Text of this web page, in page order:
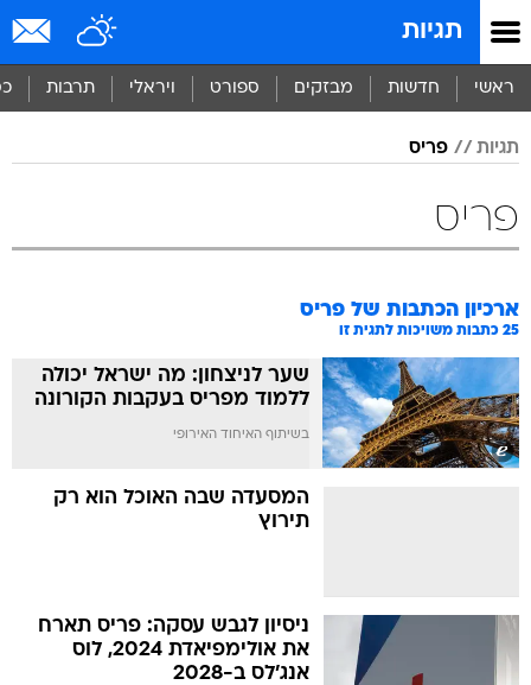
תגיות
ראשי חדשות מבזקים ספורט ויראלי תרבות
תגיות פריס
פריס
ארכיון הכתבות של פריס
25 כתבות משויכות לתגית זו
שער לניצחון: מה ישראל יכולה
ללמוד מפריס בעקבות הקורונה
בשיתוף האיחוד האירופי
המסעדה שבה האוכל הוא רק
תירוץ
ניסיון לגבש עסקה: פריס תארח
את אולימפיאדת 2024, לוס
אנג'לס ב-2028